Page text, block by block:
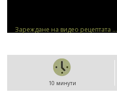
Зареждане на видео рецептата ...
10 минути